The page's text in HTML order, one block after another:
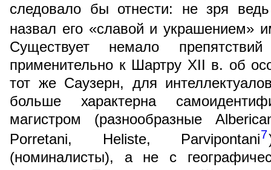
следовало бы отнести: не зря
назвал его «славой и украшением»
Существует немало
применительно к Шартру XII в. об
тот же Саузерн, для
больше характерна
магистром (разнообразные
Porretani, Heliste, Parvipontani7
(номиналисты), а не с